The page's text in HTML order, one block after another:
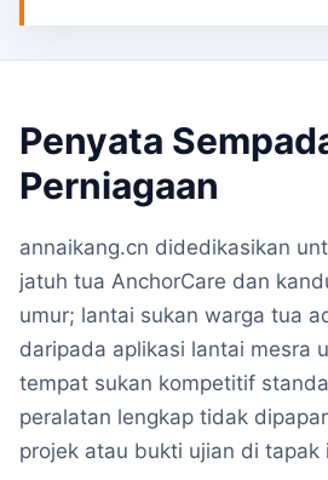
Penyata
Perniagaan
annaikang.cn didedikasikan
jatuh tua AnchorCare dan
umur; lantai sukan warga tua
daripada aplikasi lantai mesra
tempat sukan kompetitif
peralatan lengkap tidak
projek atau bukti ujian di tapak